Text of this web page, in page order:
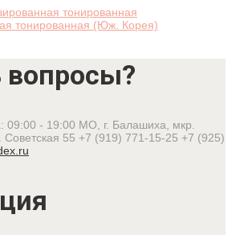
тонированная
тонированная (Юж. Корея)
вопросы?
09:00 - 19:00 МО, г. Балашиха, мкр.
55 +7 (919) 771-15-25 +7 (925)